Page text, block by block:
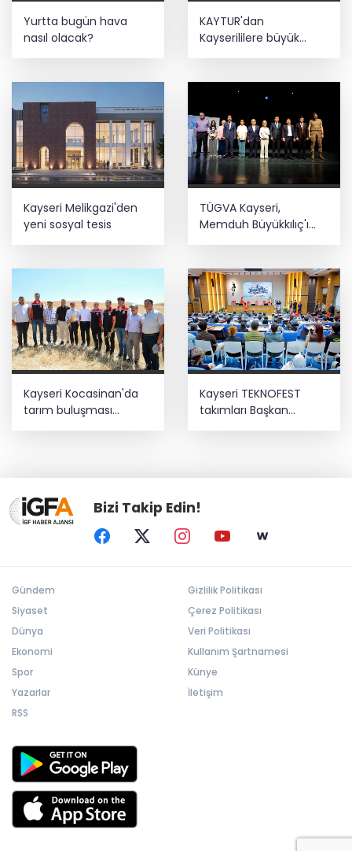
Yurtta bugün hava
nasıl olacak?
KAYTUR'dan
Kayserililere büyük
hizmetler
Kayseri Melikgazi'den
yeni sosyal tesis
TÜGVA Kayseri,
Memduh Büyükkılıç'ı
Kayseri Kocasinan'da
tarım buluşması
hasatla açıldı
Kayseri TEKNOFEST
takımları Başkan
Büyükkılıç'la buluştu
Bizi Takip Edin!
Gündem
Siyaset
Dünya
Ekonomi
Spor
Yazarlar
RSS
Gizlilik Politikası
Çerez Politikası
Veri Politikası
Kullanım Şartnamesi
Künye
İletişim